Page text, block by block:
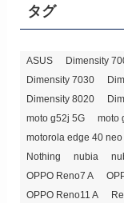
タグ
ASUS Dimensity
Dimensity 7030
Dimensity 8020
moto g52j 5G
moto
motorola edge 40 neo
Nothing
nubia
OPPO Reno7 A
OPPO Reno11 A